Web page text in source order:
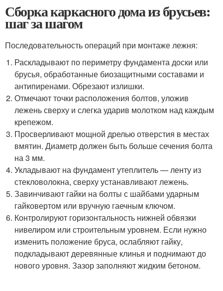
Сборка каркасного дома из брусьев:
шаг за шагом
Последовательность операций при монтаже лежня:
Раскладывают по периметру фундамента доски или
брусья, обработанные биозащитными составами и
антипиренами. Обрезают излишки.
Отмечают точки расположения болтов, уложив
лежень сверху и слегка ударив молотком над каждым
крепежом.
Просверливают мощной дрелью отверстия в местах
вмятин. Диаметр должен быть больше сечения болта
на 3 мм.
Укладывают на фундамент утеплитель — ленту из
стекловолокна, сверху устанавливают лежень.
Завинчивают гайки на болты с шайбами ударным
гайковертом или вручную гаечным ключом.
Контролируют горизонтальность нижней обвязки
нивелиром или строительным уровнем. Если нужно
изменить положение бруса, ослабляют гайку,
подкладывают деревянные клинья и поднимают до
нового уровня. Зазор заполняют жидким бетоном.